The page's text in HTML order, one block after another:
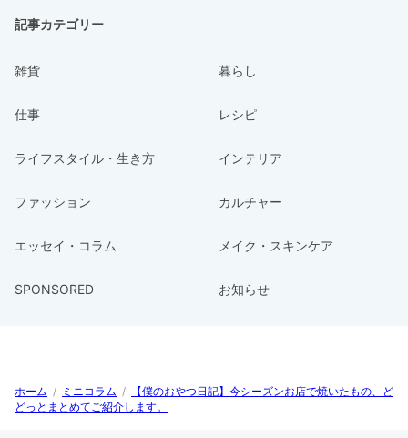
記事カテゴリー
雑貨 暮らし
仕事 レシピ
ライフスタイル・生き方 インテリア
ファッション カルチャー
エッセイ・コラム メイク・スキンケア
SPONSORED お知らせ
ホーム / ミニコラム /
【僕のおやつ日記】今シーズンお店で焼いたもの、ど
どっとまとめてご紹介します。